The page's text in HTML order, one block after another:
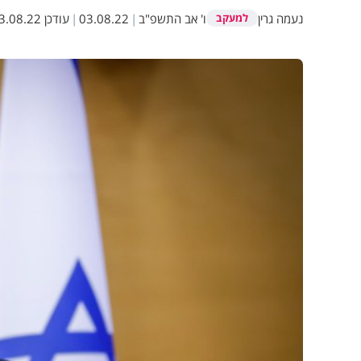
נעמה גרין למעקב ו' אב התשפ"ב |
03.08.22
| עודכן 12:29